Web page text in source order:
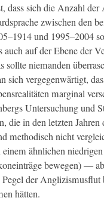
dass sich die Anzahl
zwis­chen den
und 1995–2004
auch auf der Ebene der
sollte nie­man­den
sich verge­gen­wär­tigt,
mar­gin­al
Unter­suchung und
die in den let­zten
method­isch nicht
ähn­lichen
bewe­gen) —
Pegel der Anglizis­mus­flut
hätten.